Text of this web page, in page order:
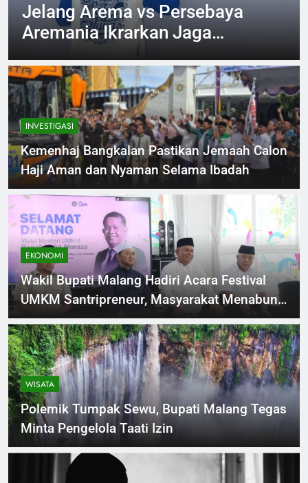
Jelang Arema vs Persebaya
Aremania Ikrarkan Jaga
Marwah Malang Raya
INVESTIGASI
Kemenhaj Bangkalan Pastikan Jemaah Calon
Haji Aman dan Nyaman Selama Ibadah
EKONOMI
Wakil Bupati Malang Hadiri Acara Festival
UMKM Santripreneur, Masyarakat Menabung
Perkuat Ekonomi Daerah
WISATA
Polemik Tumpak Sewu, Bupati Malang Tegas
Minta Pengelola Taati Izin